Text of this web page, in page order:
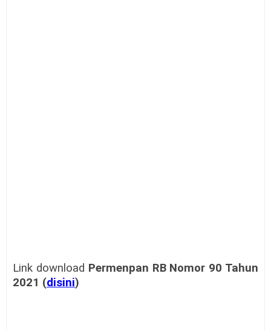
Link download Permenpan RB Nomor 90 Tahun
2021 (disini)